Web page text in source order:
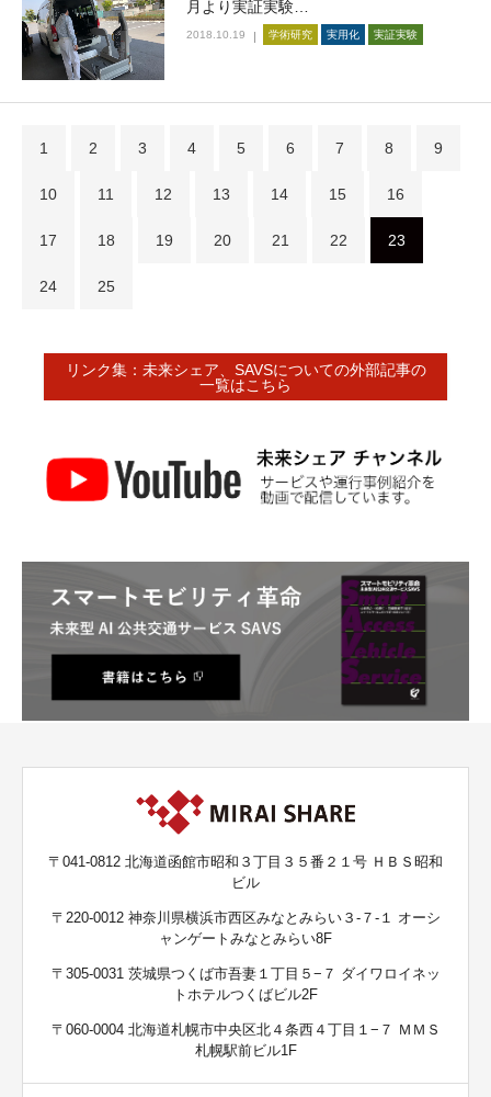
月より実証実験…
2018.10.19 学術研究 実用化 実証実験
1 2 3 4 5 6 7 8 9
10 11 12 13 14 15 16
17 18 19 20 21 22 23
24 25
リンク集：未来シェア、SAVSについての外部記事の
一覧はこちら
〒041-0812 北海道函館市昭和３丁目３５番２１号 ＨＢＳ昭和
ビル
〒220-0012 神奈川県横浜市西区みなとみらい３-７-１ オーシ
ャンゲートみなとみらい8F
〒305-0031 茨城県つくば市吾妻１丁目５−７ ダイワロイネッ
トホテルつくばビル2F
〒060-0004 北海道札幌市中央区北４条西４丁目１−７ ＭＭＳ
札幌駅前ビル1F